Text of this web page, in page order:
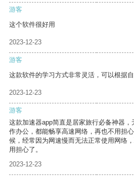
游客
这个软件很好用
2023-12-23
游客
这款软件的学习方式非常灵活，可以根据
2023-12-23
游客
这款加速器app简直是居家旅行必备神器
作办公，都能畅享高速网络，再也不用担
候，经常因为网速慢而无法正常使用网络
用担心了。
2023-12-23